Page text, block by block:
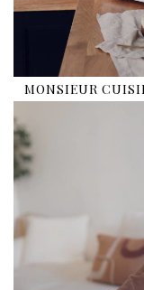
MONSIEUR